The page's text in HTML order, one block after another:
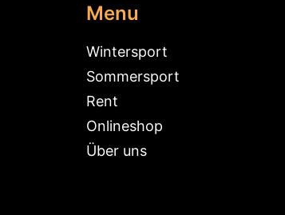
Menu
Wintersport
Sommersport
Rent
Onlineshop
Über uns